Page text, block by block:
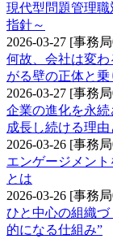
現代型問題管理
指針～
2026-03-27 [事務
何故、会社は変
がる壁の正体と乗
2026-03-27 [事務
企業の進化を永
成長し続ける理由
2026-03-26 [事務
エンゲージメン
とは
2026-03-26 [事務
ひと中心の組織
的になる仕組み”